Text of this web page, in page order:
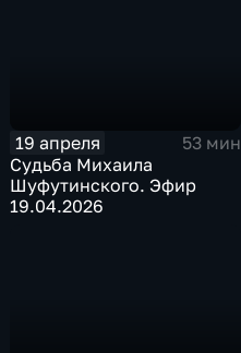
19 апреля
53 мин
Судьба Михаила
Шуфутинского. Эфир
19.04.2026